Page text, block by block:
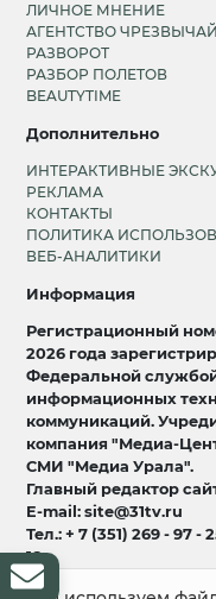
ЛИЧНОЕ МНЕНИЕ
АГЕНТСТВО
РАЗВОРОТ
РАЗБОР ПОЛЕТОВ
BEAUTYTIME
Дополнительно
ИНТЕРАКТИВНЫЕ
РЕКЛАМА
КОНТАКТЫ
ПОЛИТИКА
ВЕБ-АНАЛИТИКИ
Информация
Регистрационный
2026 года
Федеральной
информационных
коммуникаций.
компания "Медиа-
СМИ "Медиа Урала".
Главный редактор
E-mail: site@31tv.ru
Тел.: + 7 (351) 269 - 97 -
18+